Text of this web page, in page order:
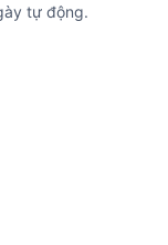
tự động.